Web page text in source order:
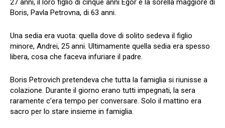
27 anni, il loro figlio di cinque anni Egor e la sorella maggiore di
Boris, Pavla Petrovna, di 63 anni.
Una sedia era vuota: quella dove di solito sedeva il figlio
minore, Andrei, 25 anni. Ultimamente quella sedia era spesso
libera, cosa che faceva infuriare il padre.
Boris Petrovich pretendeva che tutta la famiglia si riunisse a
colazione. Durante il giorno erano tutti impegnati, la sera
raramente c’era tempo per conversare. Solo il mattino era
sacro per lo stare insieme in famiglia.